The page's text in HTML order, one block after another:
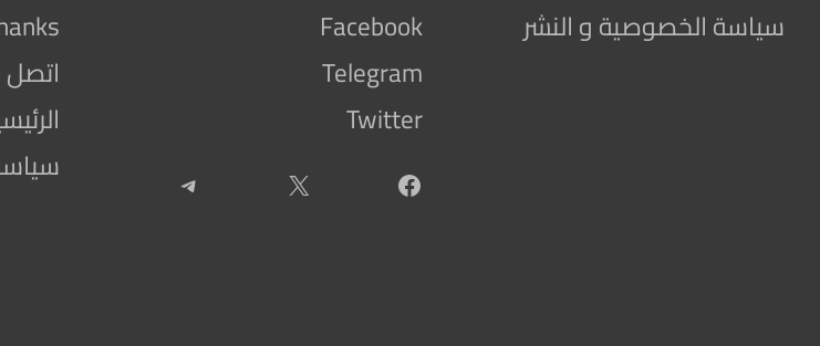
سياسة الخصوصية و النشر
Facebook
Telegram
Twitter
Facebook
X
Telegram
اتصل